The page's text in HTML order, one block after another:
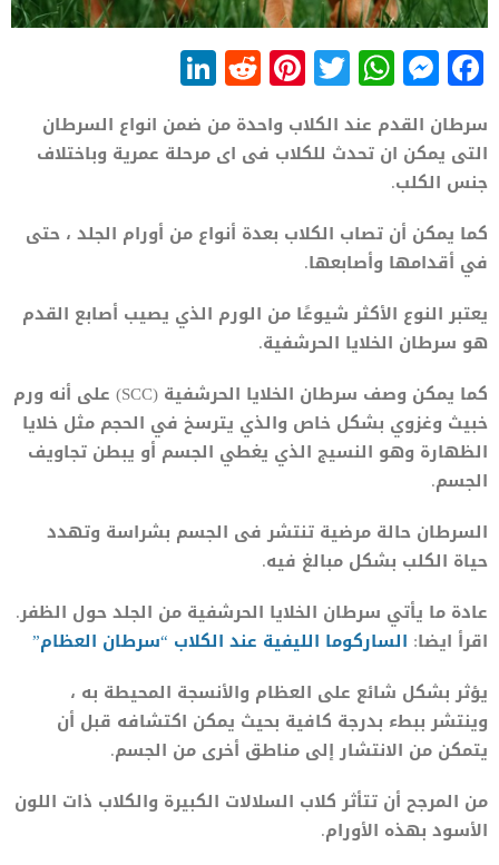
Facebook
Messenger
WhatsApp
Twitter
Pinterest
Reddit
سرطان القدم عند الكلاب واحدة من ضمن انواع السرطان
التى يمكن ان تحدث للكلاب فى اى مرحلة عمرية وباختلاف
جنس الكلب.
كما يمكن أن تصاب الكلاب بعدة أنواع من أورام الجلد ، حتى
في أقدامها وأصابعها.
يعتبر النوع الأكثر شيوعًا من الورم الذي يصيب أصابع القدم
هو سرطان الخلايا الحرشفية.
كما يمكن وصف سرطان الخلايا الحرشفية (SCC) على أنه ورم
خبيث وغزوي بشكل خاص والذي يترسخ في الحجم مثل خلايا
الظهارة وهو النسيج الذي يغطي الجسم أو يبطن تجاويف
الجسم.
السرطان حالة مرضية تنتشر فى الجسم بشراسة وتهدد
حياة الكلب بشكل مبالغ فيه.
عادة ما يأتي سرطان الخلايا الحرشفية من الجلد حول الظفر.
اقرأ ايضا: الساركوما الليفية عند الكلاب “سرطان العظام”
يؤثر بشكل شائع على العظام والأنسجة المحيطة به ،
وينتشر ببطء بدرجة كافية بحيث يمكن اكتشافه قبل أن
يتمكن من الانتشار إلى مناطق أخرى من الجسم.
من المرجح أن تتأثر كلاب السلالات الكبيرة والكلاب ذات اللون
الأسود بهذه الأورام.